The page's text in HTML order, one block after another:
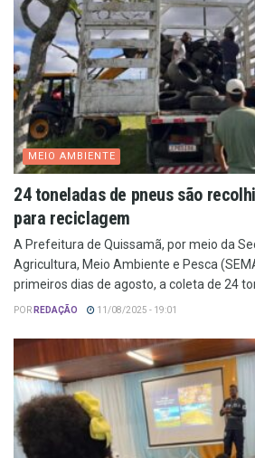
MEIO AMBIENTE
24 toneladas de pneus são
para reciclagem
A Prefeitura de Quissamã, por meio da
Agricultura, Meio Ambiente e Pesca
primeiros dias de agosto, a coleta de 24
POR REDAÇÃO 11/08/2025 - 19:01